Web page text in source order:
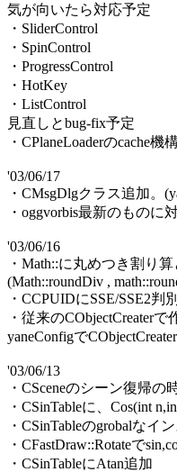
気が向いたら対応予定
・SliderControl
・SpinControl
・ProgressControl
・HotKey
・ListControl
見直しとbug-fix予定
・CPlaneLoaderのcache
'03/06/17
・CMsgDlgクラス追加。
・oggvorbis最新のものに
'03/06/16
・Math::に丸めつき割り
(Math::roundDiv ,
・CCPUIDにSSE/SSE2
・従来のCObjectCreater
yaneConfigで
'03/06/13
・CSceneのシーン復帰
・CSinTableに、Cos(int
・CSinTableのgrobalなイ
・CFastDraw::Rotateで
・CSinTableにAtan追加